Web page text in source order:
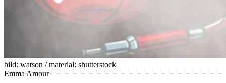
bild: watson / material: shutterstock
Emma Amour